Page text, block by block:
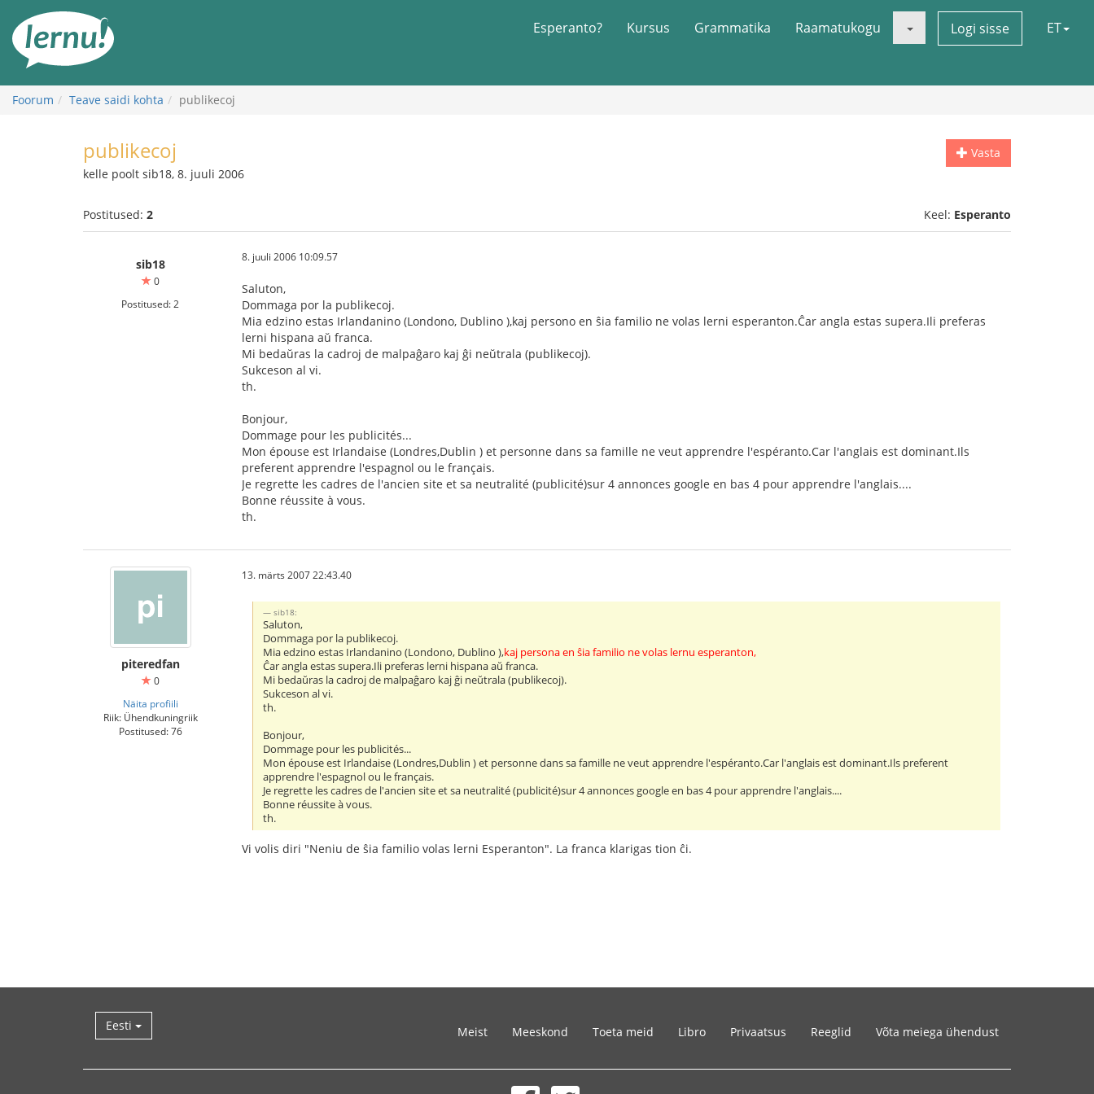
juurde
Esperanto? Kursus Grammatika Raamatukogu Logi sisse ET
Foorum Teave saidi kohta publikecoj
Vasta
publikecoj
kelle poolt sib18, 8. juuli 2006
Postitused: 2 Keel: Esperanto
sib18
0
Postitused: 2
8. juuli 2006 10:09.57
Saluton,
Dommaga por la publikecoj.
Mia edzino estas Irlandanino (Londono, Dublino ),kaj persono en ŝia familio ne volas lerni esperanton.Ĉar angla estas supera.Ili preferas
lerni hispana aŭ franca.
Mi bedaŭras la cadroj de malpaĝaro kaj ĝi neŭtrala (publikecoj).
Sukceson al vi.
th.
Bonjour,
Dommage pour les publicités...
Mon épouse est Irlandaise (Londres,Dublin ) et personne dans sa famille ne veut apprendre l'espéranto.Car l'anglais est dominant.Ils
preferent apprendre l'espagnol ou le français.
Je regrette les cadres de l'ancien site et sa neutralité (publicité)sur 4 annonces google en bas 4 pour apprendre l'anglais....
Bonne réussite à vous.
th.
piteredfan
0
Näita profiili
Riik: Ühendkuningriik
Postitused: 76
13. märts 2007 22:43.40
sib18:
Saluton,
Dommaga por la publikecoj.
Mia edzino estas Irlandanino (Londono, Dublino ),kaj persona en ŝia familio ne volas lernu esperanton,
Ĉar angla estas supera.Ili preferas lerni hispana aŭ franca.
Mi bedaŭras la cadroj de malpaĝaro kaj ĝi neŭtrala (publikecoj).
Sukceson al vi.
th.
Bonjour,
Dommage pour les publicités...
Mon épouse est Irlandaise (Londres,Dublin ) et personne dans sa famille ne veut apprendre l'espéranto.Car l'anglais est dominant.Ils preferent
apprendre l'espagnol ou le français.
Je regrette les cadres de l'ancien site et sa neutralité (publicité)sur 4 annonces google en bas 4 pour apprendre l'anglais....
Bonne réussite à vous.
th.
Vi volis diri "Neniu de ŝia familio volas lerni Esperanton". La franca klarigas tion ĉi.
Eesti Meist Meeskond Toeta meid Libro Privaatsus Reeglid Võta meiega ühendust